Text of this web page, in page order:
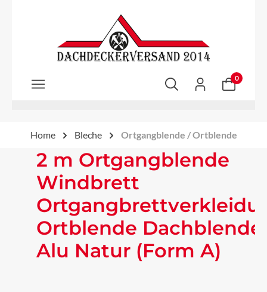
Zum Hauptinhalt springen
0
Home Bleche Ortgangblende / Ortblende
2 m Ortgangblende
Windbrett
Ortblende Dachblende
Alu Natur (Form A)